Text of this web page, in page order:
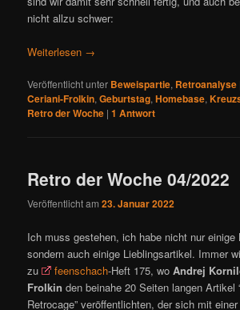
nicht allzu schwer:
Weiterlesen →
Veröffentlicht unter Beweispartie, Retroanalyse
Ceriani-Frolkin,Geburtstag,Homebase,
Retro der Woche |1 Antwort
Retro der Woche 04/2022
Veröffentlicht am23. Januar 2022
Ich muss gestehen, ich habe nicht nur einige
sondern auch einige Lieblingsartikel. Immer
zu
feenschach-Heft 175, woAndrej
Frolkin den beinahe 20 Seiten langen Artikel
Retrocage” veröffentlichten, der sich mit